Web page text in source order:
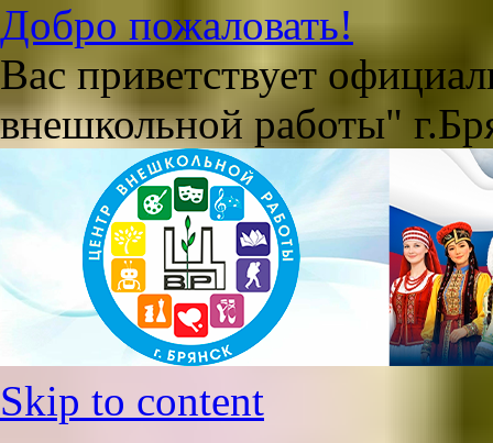
Добро пожаловать!
Вас приветствует
внешкольной работы"
Skip to content